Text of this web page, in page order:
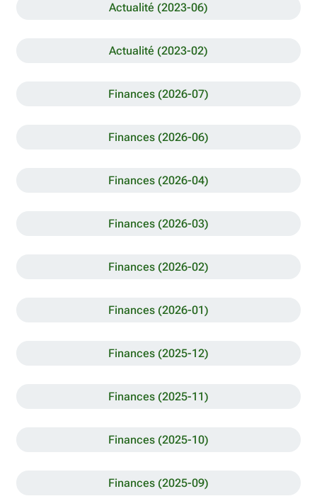
Actualité (2023-06)
Actualité (2023-02)
Finances (2026-07)
Finances (2026-06)
Finances (2026-04)
Finances (2026-03)
Finances (2026-02)
Finances (2026-01)
Finances (2025-12)
Finances (2025-11)
Finances (2025-10)
Finances (2025-09)